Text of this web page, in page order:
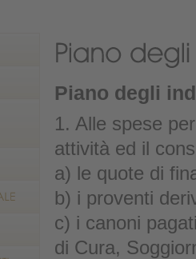
Piano degli
1. Alle spese
attività ed il
a) le quote di
b) i proventi
c) i canoni
di Cura,